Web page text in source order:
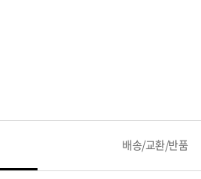
배송/교환/반품